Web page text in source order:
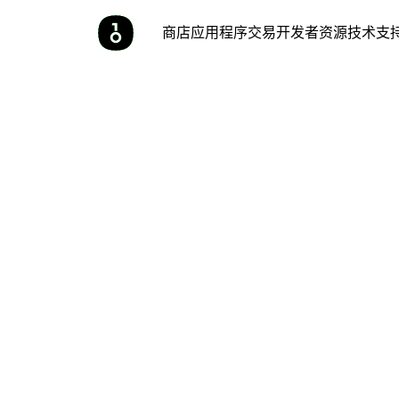
商店应用程序交易开发者资源技术支